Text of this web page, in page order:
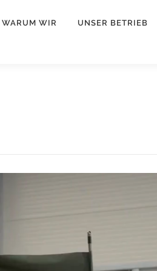
WARUM WIR UNSER BETRIEB